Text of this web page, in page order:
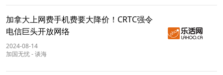
加拿大上网费手机费要大降价！CRTC强令
电信巨头开放网络
2024-08-14
加国无忧-谈海